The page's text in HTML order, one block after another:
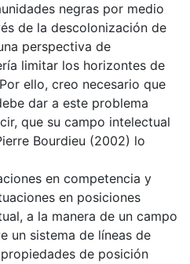
negras por medio
de la descolonización de
perspectiva de
limitar los horizontes de
ello, creo necesario que
dar a este problema
que su campo intelectual
Bourdieu (2002) lo
en competencia y
en posiciones
a la manera de un campo
un sistema de líneas de
de posición